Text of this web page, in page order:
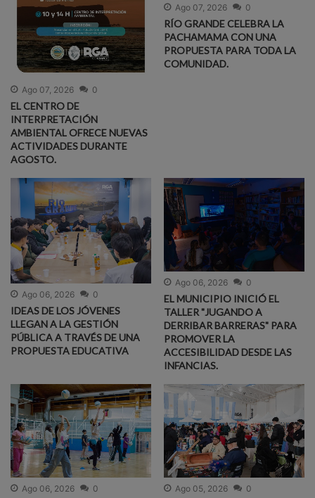
Ago 07, 2026 0
EL CENTRO DE
INTERPRETACIÓN
AMBIENTAL OFRECE NUEVAS
ACTIVIDADES DURANTE
AGOSTO.
Ago 07, 2026 0
RÍO GRANDE CELEBRA LA
PACHAMAMA CON UNA
PROPUESTA PARA TODA LA
COMUNIDAD.
Ago 06, 2026 0
IDEAS DE LOS JÓVENES
LLEGAN A LA GESTIÓN
PÚBLICA A TRAVÉS DE UNA
PROPUESTA EDUCATIVA
Ago 06, 2026 0
EL MUNICIPIO INICIÓ EL
TALLER "JUGANDO A
DERRIBAR BARRERAS" PARA
PROMOVER LA
ACCESIBILIDAD DESDE LAS
INFANCIAS.
Ago 06, 2026 0 Ago 05, 2026 0